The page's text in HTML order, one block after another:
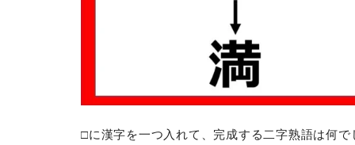
□に漢字を一つ入れて、完成する二字熟語は何で